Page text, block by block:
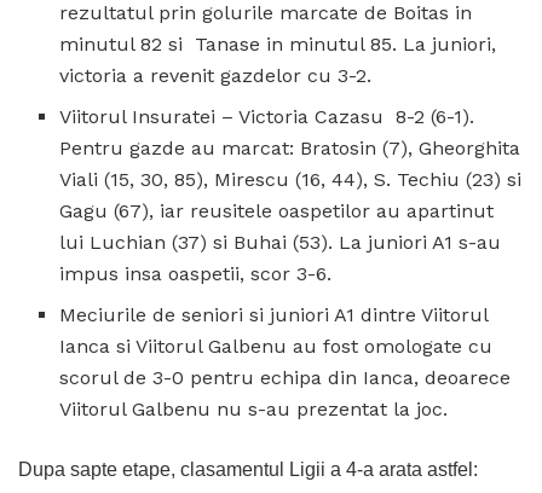
rezultatul prin golurile marcate de Boitas in
minutul 82 si Tanase in minutul 85. La juniori,
victoria a revenit gazdelor cu 3-2.
Viitorul Insuratei – Victoria Cazasu 8-2 (6-1).
Pentru gazde au marcat: Bratosin (7), Gheorghita
Viali (15, 30, 85), Mirescu (16, 44), S. Techiu (23) si
Gagu (67), iar reusitele oaspetilor au apartinut
lui Luchian (37) si Buhai (53). La juniori A1 s-au
impus insa oaspetii, scor 3-6.
Meciurile de seniori si juniori A1 dintre Viitorul
Ianca si Viitorul Galbenu au fost omologate cu
scorul de 3-0 pentru echipa din Ianca, deoarece
Viitorul Galbenu nu s-au prezentat la joc.
Dupa sapte etape, clasamentul Ligii a 4-a arata astfel: